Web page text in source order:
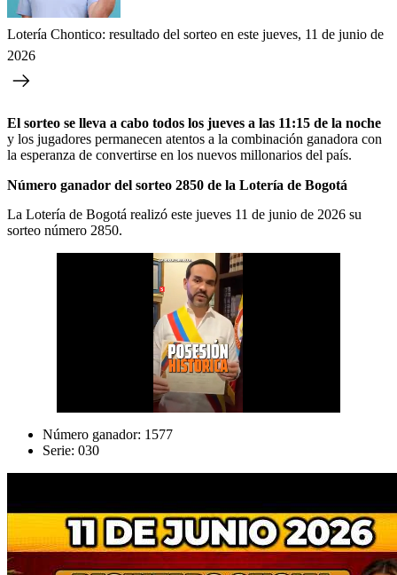
Lotería Chontico: resultado del sorteo en este jueves, 11 de junio de
2026
El sorteo se lleva a cabo todos los jueves a las 11:15 de la noche
y los jugadores permanecen atentos a la combinación ganadora con
la esperanza de convertirse en los nuevos millonarios del país.
Número ganador del sorteo 2850 de la Lotería de Bogotá
La Lotería de Bogotá realizó este jueves 11 de junio de 2026 su
sorteo número 2850.
Número ganador: 1577
Serie: 030